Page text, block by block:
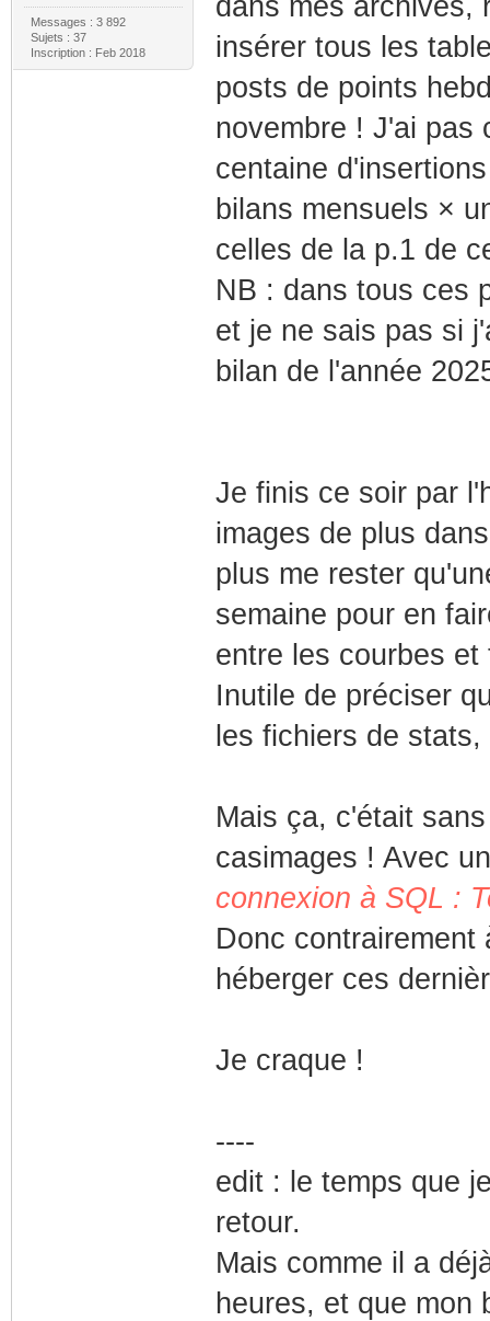
Messages : 3 892
Sujets : 37
Inscription : Feb 2018
dans mes archives,
insérer tous les
posts de points
novembre ! J'ai pas
centaine
bilans mensuels ×
celles de la p.1 de
NB : dans tous ces
et je ne sais pas si
bilan de l'année
Je finis ce soir par
images de plus
plus me rester
semaine pour en
entre les courbes
Inutile de préciser
les fichiers de
Mais ça, c'était
casimages ! Avec
connexion à SQL :
Donc
héberger ces
Je craque !
----
edit : le temps que
retour.
Mais comme il a
heures, et que mon